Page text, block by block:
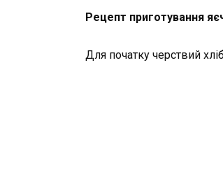
Рецепт приготування
Для початку черствий